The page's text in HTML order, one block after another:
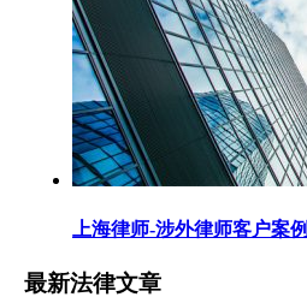
上海律师-涉外律师客户案例
最新法律文章